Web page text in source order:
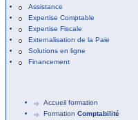
Assistance
Expertise Comptable
Expertise Fiscale
Externalisation de la Paie
Solutions en ligne
Financement
Accueil formation
Formation Comptabilité